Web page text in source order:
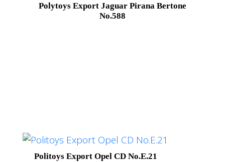
Polytoys Export Jaguar Pirana Bertone
No.588
Politoys Export Opel CD No.E.21